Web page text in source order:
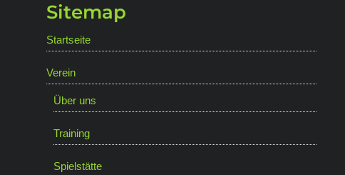
Sitemap
Startseite
Verein
Über uns
Training
Spielstätte